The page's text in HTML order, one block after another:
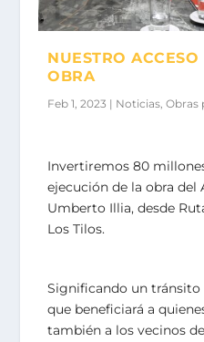
NUESTRO
OBRA
Feb 1, 2023 | Noticias ,Obras
Invertiremos 80
ejecución de la obra del
Umberto Illia, desde
Los Tilos.
Significando un
que beneficiará a
también a los vecinos